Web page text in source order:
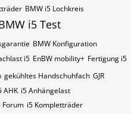
BMW i5 Lochkreis
i5 Test
BMW Konfiguration
i5 EnBW mobility+ Fertigung i5
gekühltes Handschuhfach GJR
AHK i5 Anhängelast
Forum i5 Kompletträder